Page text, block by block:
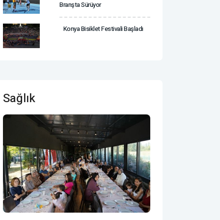
Branşta Sürüyor
Konya Bisiklet Festivali Başladı
Sağlık